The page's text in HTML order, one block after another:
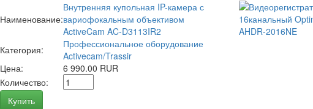
Наименование:
Внутренняя купольная IP-камера с
вариофокальным объективом
ActiveCam AC-D3113IR2
Категория:
Профессиональное оборудование
Activecam/Trassir
Цена:
6 990.00 RUR
Количество:
Купить